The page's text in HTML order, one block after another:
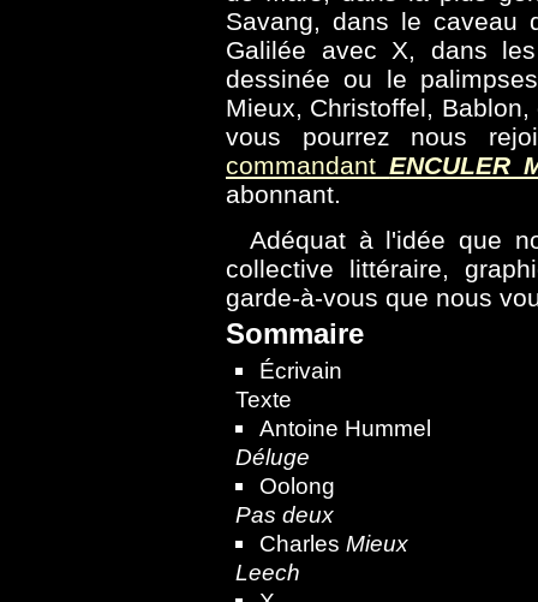
Savang, dans le caveau
Galilée avec X, dans
dessinée ou le
Mieux, Christoffel,
vous pourrez nous
commandantENCULER
abonnant.
Adéquat à l'idée que
collective littéraire,
garde-à-vous que nous
Sommaire
Écrivain
Texte
Antoine Hummel
Déluge
Oolong
Pas deux
Charles Mieux
Leech